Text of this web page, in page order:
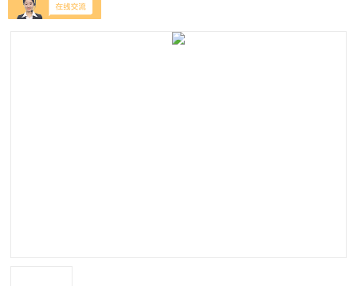
Vacuum Pump